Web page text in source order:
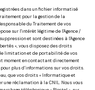
dans un fichier informatisé
pour la gestion de la
du Traitement de vos
sur l'intérêt légitime de l'Agence /
et sont destinées à l'Agence
», vous disposez des droits
limitation et de portabilité de vos
moment en contactant directement
pour plus d’informations sur vos droits.
que vos droits « Informatique et
une réclamation à la CNIL. Nous vous